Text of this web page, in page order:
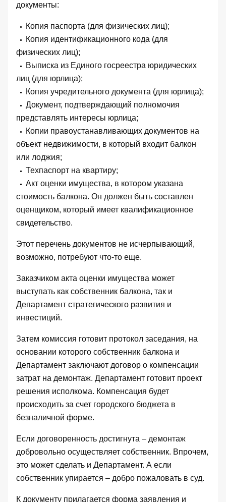
документы:
Копия паспорта (для физических лиц);
Копия идентификационного кода (для
физических лиц);
Выписка из Единого госреестра юридических
лиц (для юрлица);
Копия учредительного документа (для юрлица);
Документ, подтверждающий полномочия
представлять интересы юрлица;
Копии правоустанавливающих документов на
объект недвижимости, в который входит балкон
или лоджия;
Техпаспорт на квартиру;
Акт оценки имущества, в котором указана
стоимость балкона. Он должен быть составлен
оценщиком, который имеет квалификационное
свидетельство.
Этот перечень документов не исчерпывающий,
возможно, потребуют что-то еще.
Заказчиком акта оценки имущества может
выступать как собственник балкона, так и
Департамент стратегического развития и
инвестиций.
Затем комиссия готовит протокол заседания, на
основании которого собственник балкона и
Департамент заключают договор о компенсации
затрат на демонтаж. Департамент готовит проект
решения исполкома. Компенсация будет
происходить за счет городского бюджета в
безналичной форме.
Если договоренность достигнута – демонтаж
добровольно осуществляет собственник. Впрочем,
это может сделать и Департамент. А если
собственник упирается – добро пожаловать в суд.
К документу прилагается форма заявления и